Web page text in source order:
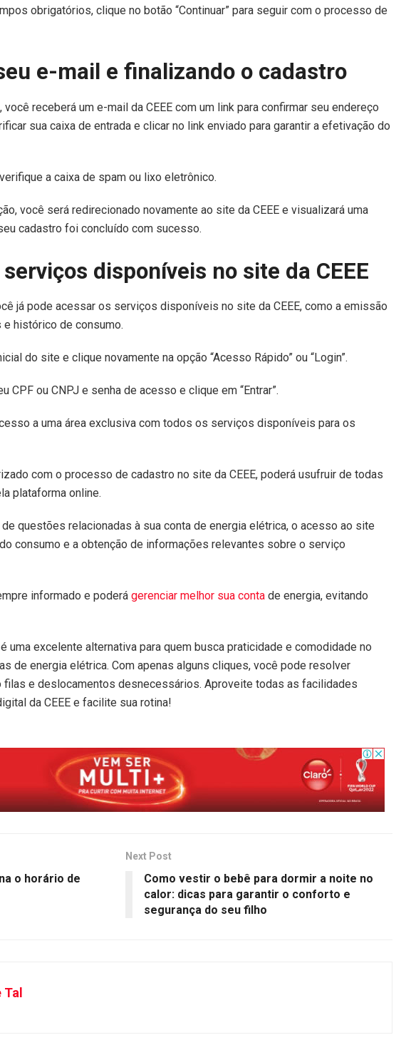
obrigatórios, clique no botão “Continuar” para seguir com o processo de
e-mail e finalizando o cadastro
receberá um e-mail da CEEE com um link para confirmar seu endereço
sua caixa de entrada e clicar no link enviado para garantir a efetivação do
a caixa de spam ou lixo eletrônico.
você será redirecionado novamente ao site da CEEE e visualizará uma
cadastro foi concluído com sucesso.
disponíveis no site da CEEE
já pode acessar os serviços disponíveis no site da CEEE, como a emissão
histórico de consumo.
do site e clique novamente na opção “Acesso Rápido” ou “Login”.
CPF ou CNPJ e senha de acesso e clique em “Entrar”.
a uma área exclusiva com todos os serviços disponíveis para os
com o processo de cadastro no site da CEEE, poderá usufruir de todas
plataforma online.
questões relacionadas à sua conta de energia elétrica, o acesso ao site
consumo e a obtenção de informações relevantes sobre o serviço
informado e poderá gerenciar melhor sua conta de energia, evitando
uma excelente alternativa para quem busca praticidade e comodidade no
de energia elétrica. Com apenas alguns cliques, você pode resolver
e deslocamentos desnecessários. Aproveite todas as facilidades
da CEEE e facilite sua rotina!
o horário de
Next Post
Como vestir o bebê para dormir a noite no
calor: dicas para garantir o conforto e
segurança do seu filho
Tal